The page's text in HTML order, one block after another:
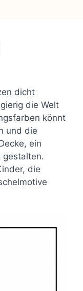
dicht
die Welt
könnt
und die
ein
gestalten.
die